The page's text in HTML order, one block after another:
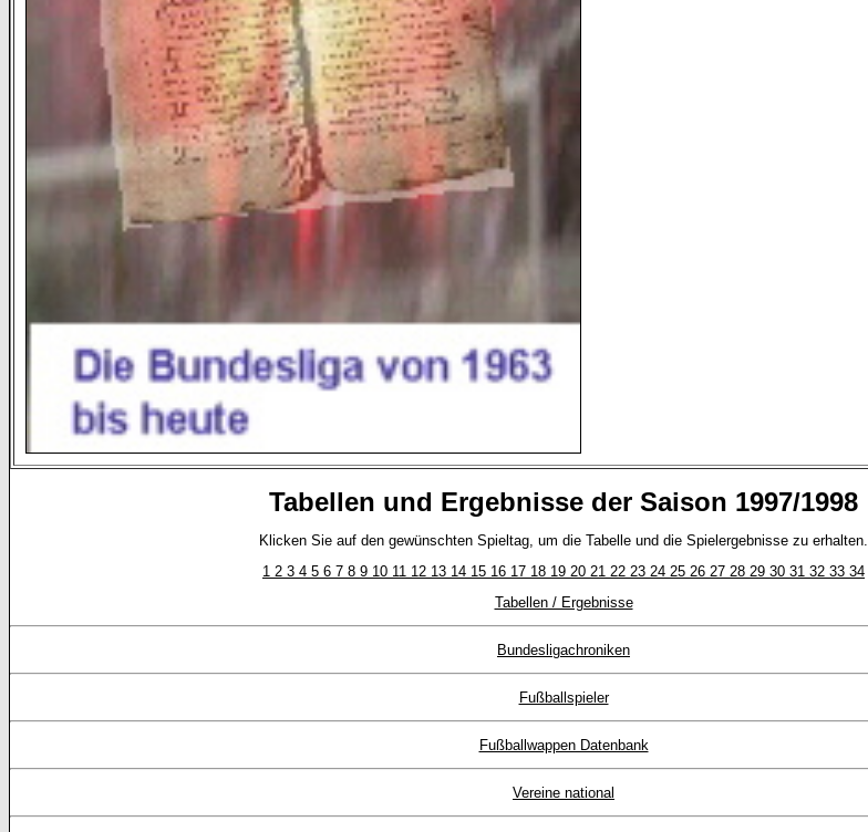
Tabellen und Ergebnisse der Saison 1997/1998
Klicken Sie auf den gewünschten Spieltag, um die Tabelle und die Spielergebnisse zu erhalten.
1 2 3 4 5 6 7 8 9 10 11 12 13 14 15 16 17 18 19 20 21 22 23 24 25 26 27 28 29 30 31 32 33 34
Tabellen / Ergebnisse
Bundesligachroniken
Fußballspieler
Fußballwappen Datenbank
Vereine national